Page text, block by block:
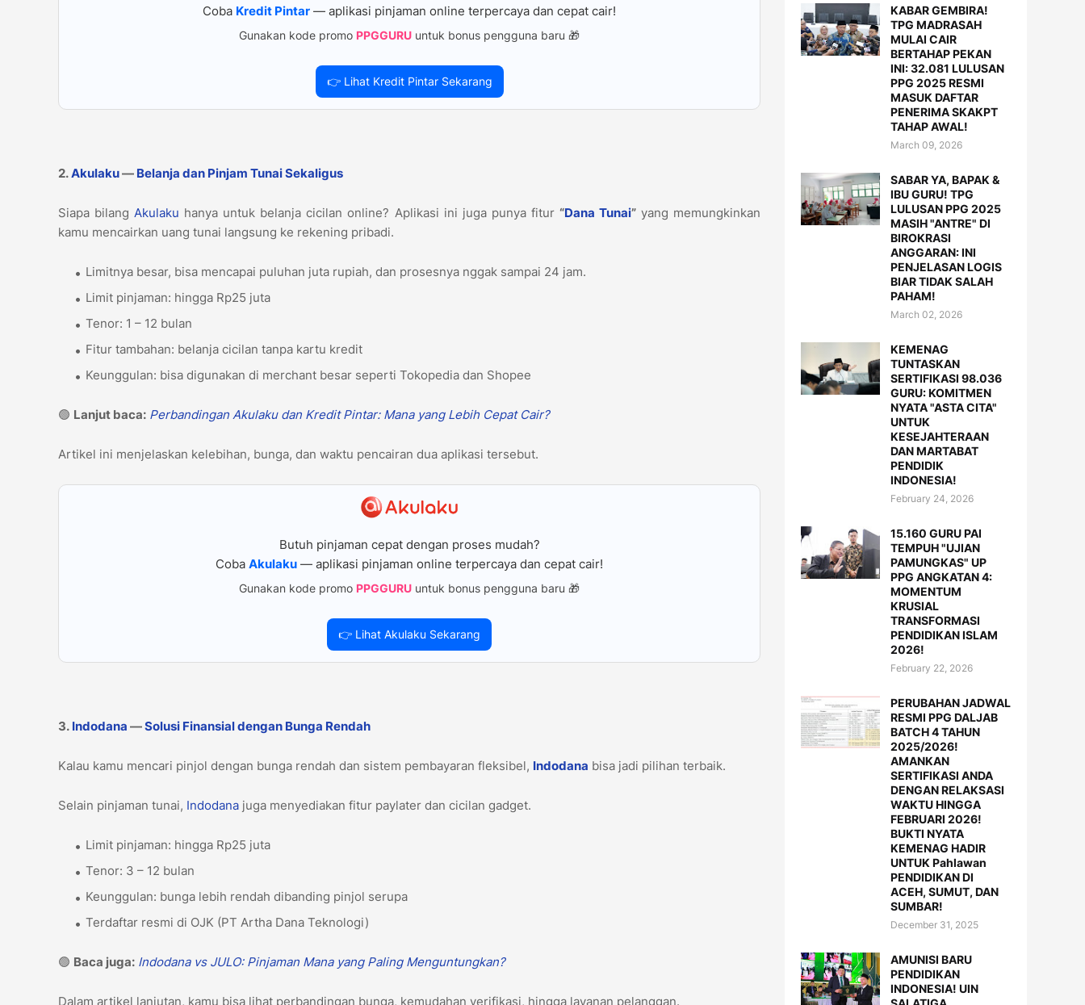
Coba Kredit Pintar — aplikasi pinjaman online terpercaya dan cepat cair!
Gunakan kode promo PPGGURU untuk bonus pengguna baru 🎁
👉 Lihat Kredit Pintar Sekarang
2.Akulaku— Belanja dan Pinjam Tunai Sekaligus
Siapa bilangAkulaku hanya untuk belanja cicilan online? Aplikasi ini juga punya fitur “Dana Tunai”yang memungkinkan
kamu mencairkan uang tunai langsung ke rekening pribadi.
Limitnya besar, bisa mencapai puluhan juta rupiah, dan prosesnya nggak sampai 24 jam.
Limit pinjaman: hingga Rp25 juta
Tenor: 1 – 12 bulan
Fitur tambahan: belanja cicilan tanpa kartu kredit
Keunggulan: bisa digunakan di merchant besar seperti Tokopedia dan Shopee
🟢 Lanjut baca: Perbandingan Akulaku dan Kredit Pintar: Mana yang Lebih Cepat Cair?
Artikel ini menjelaskan kelebihan, bunga, dan waktu pencairan dua aplikasi tersebut.
Butuh pinjaman cepat dengan proses mudah?
Coba Akulaku — aplikasi pinjaman online terpercaya dan cepat cair!
Gunakan kode promo PPGGURU untuk bonus pengguna baru 🎁
👉 Lihat Akulaku Sekarang
3. Indodana —Solusi Finansial dengan Bunga Rendah
Kalau kamu mencari pinjol dengan bunga rendah dan sistem pembayaran fleksibel, Indodana bisa jadi pilihan terbaik.
Selain pinjaman tunai, Indodana juga menyediakan fitur paylater dan cicilan gadget.
Limit pinjaman: hingga Rp25 juta
Tenor: 3 – 12 bulan
Keunggulan: bunga lebih rendah dibanding pinjol serupa
Terdaftar resmi di OJK (PT Artha Dana Teknologi)
🟢 Baca juga: Indodana vs JULO: Pinjaman Mana yang Paling Menguntungkan?
Dalam artikel lanjutan, kamu bisa lihat perbandingan bunga, kemudahan verifikasi, hingga layanan pelanggan.
KABAR GEMBIRA!
TPG MADRASAH
MULAI CAIR
BERTAHAP PEKAN
INI: 32.081 LULUSAN
PPG 2025 RESMI
MASUK DAFTAR
PENERIMA SKAKPT
TAHAP AWAL!
March 09, 2026
SABAR YA, BAPAK &
IBU GURU! TPG
LULUSAN PPG 2025
MASIH "ANTRE" DI
BIROKRASI
ANGGARAN: INI
PENJELASAN LOGIS
BIAR TIDAK SALAH
PAHAM!
March 02, 2026
KEMENAG
TUNTASKAN
SERTIFIKASI 98.036
GURU: KOMITMEN
NYATA "ASTA CITA"
UNTUK
KESEJAHTERAAN
DAN MARTABAT
PENDIDIK
INDONESIA!
February 24, 2026
15.160 GURU PAI
TEMPUH "UJIAN
PAMUNGKAS" UP
PPG ANGKATAN 4:
MOMENTUM
KRUSIAL
TRANSFORMASI
PENDIDIKAN ISLAM
2026!
February 22, 2026
PERUBAHAN JADWAL
RESMI PPG DALJAB
BATCH 4 TAHUN
2025/2026!
AMANKAN
SERTIFIKASI ANDA
DENGAN RELAKSASI
WAKTU HINGGA
FEBRUARI 2026!
BUKTI NYATA
KEMENAG HADIR
UNTUK Pahlawan
PENDIDIKAN DI
ACEH, SUMUT, DAN
SUMBAR!
December 31, 2025
AMUNISI BARU
PENDIDIKAN
INDONESIA! UIN